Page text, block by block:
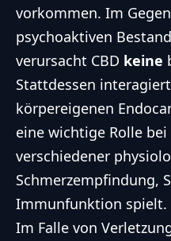
vorkommen. Im
psychoaktiven
verursacht CBD keine
Stattdessen
körpereigenen
eine wichtige Rolle
verschiedener
Schmerzempfindung,
Immunfunktion spielt.
Im Falle von